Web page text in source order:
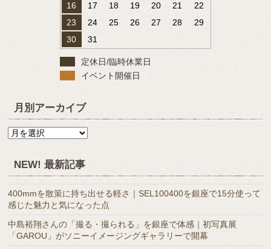
16
17 18 19 20 21
22
23
24 25 26 27 28
29
30
31
定休日/臨時休業日
イベント開催日
月別アーカイブ
月
ー
カ
イ
ブ
NEW! 最新記事
400mmを散策に持ち出せる軽さ｜SEL100400を銀座で15分使って
感じた魅力と気になった点
中島裕翔さんの「撮る・撮られる」を銀座で体感｜初写真展
「GAROU」がソニーイメージングギャラリーで開幕